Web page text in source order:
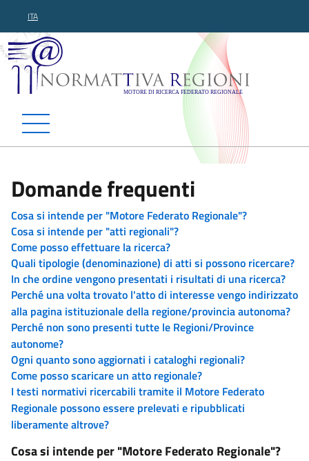
ITA
Normattiva Regioni -
Domande frequenti
Cosa si intende per "Motore Federato Regionale"?
Cosa si intende per "atti regionali"?
Come posso effettuare la ricerca?
Quali tipologie (denominazione) di atti si possono ricercare?
In che ordine vengono presentati i risultati di una ricerca?
Perché una volta trovato l'atto di interesse vengo indirizzato
alla pagina istituzionale della regione/provincia autonoma?
Perché non sono presenti tutte le Regioni/Province
autonome?
Ogni quanto sono aggiornati i cataloghi regionali?
Come posso scaricare un atto regionale?
I testi normativi ricercabili tramite il Motore Federato
Regionale possono essere prelevati e ripubblicati
liberamente altrove?
Cosa si intende per "Motore Federato Regionale"?